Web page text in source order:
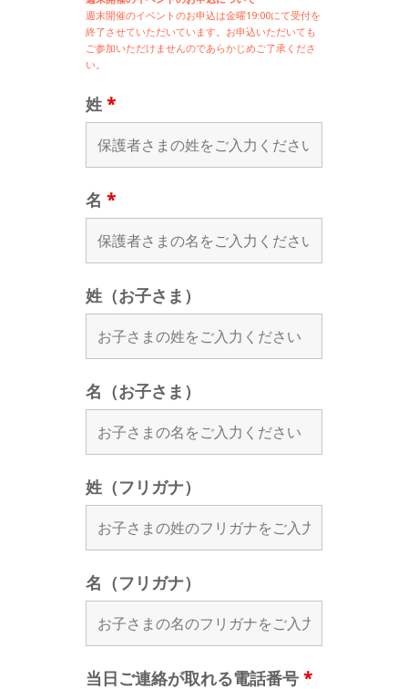
週末開催のイベントのお申込は金曜19:00にて受付を
終了させていただいています。お申込いただいても
ご参加いただけませんのであらかじめご了承くださ
い。
姓 *
名 *
姓（お子さま）
名（お子さま）
姓（フリガナ）
名（フリガナ）
当日ご連絡が取れる電話番号 *